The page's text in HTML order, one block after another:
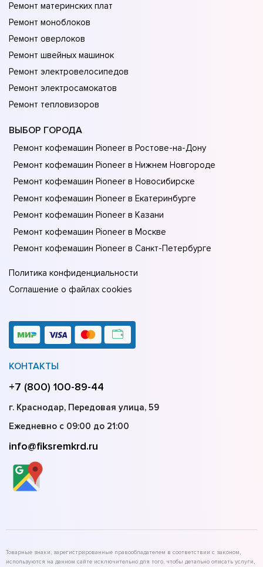
Ремонт материнских плат
Ремонт моноблоков
Ремонт оверлоков
Ремонт швейных машинок
Ремонт электровелосипедов
Ремонт электросамокатов
Ремонт тепловизоров
ВЫБОР ГОРОДА
Ремонт кофемашин Pioneer в Ростове-на-Донy
Ремонт кофемашин Pioneer в Нижнем Новгороде
Ремонт кофемашин Pioneer в Новосибирске
Ремонт кофемашин Pioneer в Екатеринбурге
Ремонт кофемашин Pioneer в Казани
Ремонт кофемашин Pioneer в Москве
Ремонт кофемашин Pioneer в Санкт-Петербурге
Политика конфиденциальности
Соглашение о файлах cookies
КОНТАКТЫ
+7 (800) 100-89-44
г. Краснодар, Передовая улица, 59
Ежедневно с 09:00 до 21:00
info@fiksremkrd.ru
Товарные знаки, зарегистрированные правообладателем в соответствии с законом,
используются на данном сайте исключительно для того, чтобы детально описать услуги,